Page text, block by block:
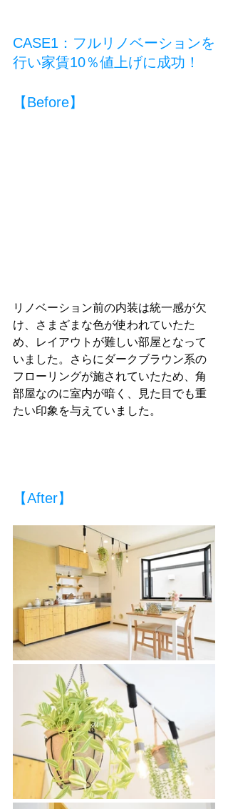
CASE1：フルリノベーションを
行い家賃10％値上げに成功！
【Before】
リノベーション前の内装は統一感が欠
け、さまざまな色が使われていたた
め、レイアウトが難しい部屋となって
いました。さらにダークブラウン系の
フローリングが施されていたため、角
部屋なのに室内が暗く、見た目でも重
たい印象を与えていました。
【After】